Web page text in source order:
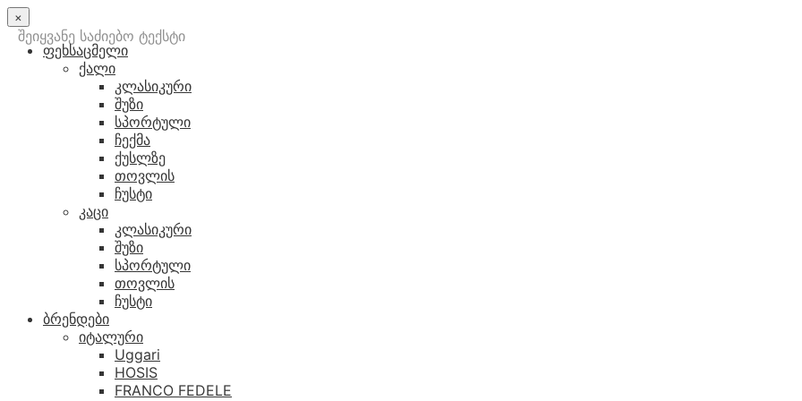
×
ფეხსაცმელი
ქალი
კლასიკური
შუზი
სპორტული
ჩექმა
ქუსლზე
თოვლის
ჩუსტი
კაცი
კლასიკური
შუზი
სპორტული
თოვლის
ჩუსტი
ბრენდები
იტალური
Uggari
HOSIS
FRANCO FEDELE
შეიყვანე საძიებო ტექსტი